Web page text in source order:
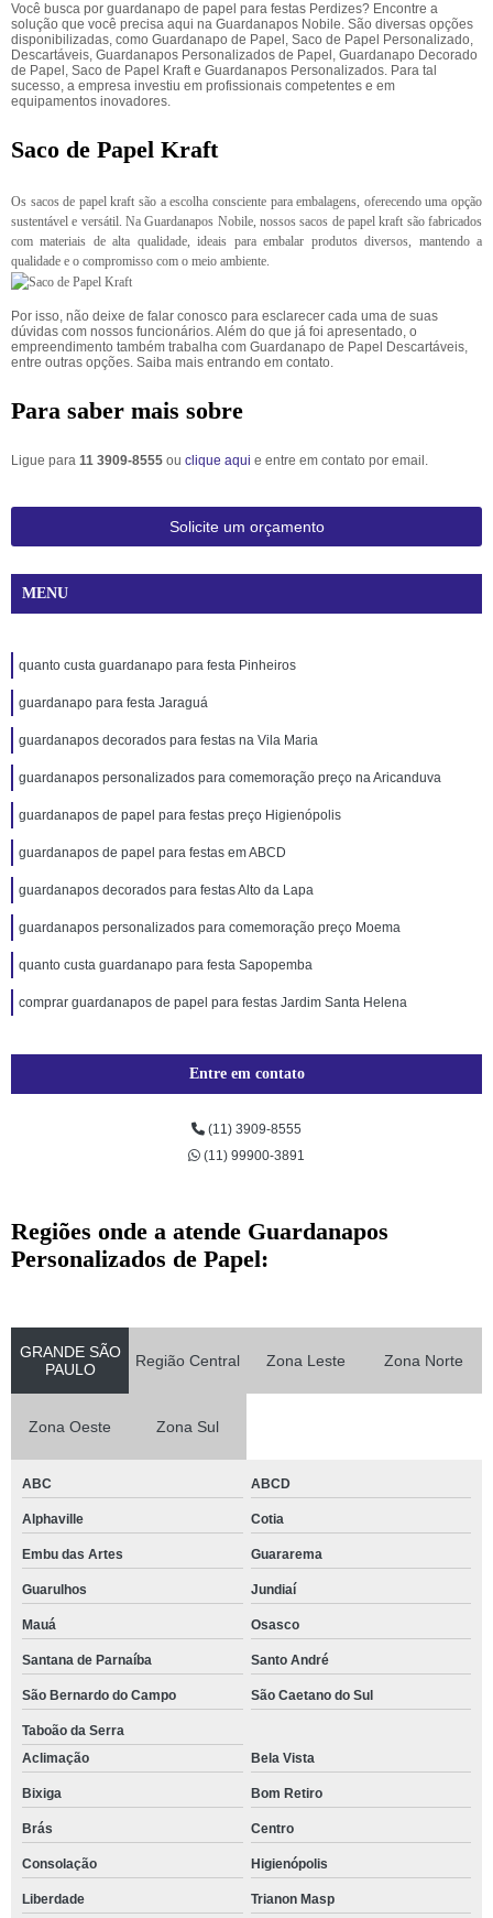
Você busca por guardanapo de papel para festas Perdizes? Encontre a
solução que você precisa aqui na Guardanapos Nobile. São diversas opções
disponibilizadas, como Guardanapo de Papel, Saco de Papel Personalizado,
Descartáveis, Guardanapos Personalizados de Papel, Guardanapo Decorado
de Papel, Saco de Papel Kraft e Guardanapos Personalizados. Para tal
sucesso, a empresa investiu em profissionais competentes e em
equipamentos inovadores.
Saco de Papel Kraft
Os sacos de papel kraft são a escolha consciente para embalagens, oferecendo uma opção
sustentável e versátil. Na Guardanapos Nobile, nossos sacos de papel kraft são fabricados
com materiais de alta qualidade, ideais para embalar produtos diversos, mantendo a
qualidade e o compromisso com o meio ambiente.
Por isso, não deixe de falar conosco para esclarecer cada uma de suas
dúvidas com nossos funcionários. Além do que já foi apresentado, o
empreendimento também trabalha com Guardanapo de Papel Descartáveis,
entre outras opções. Saiba mais entrando em contato.
Para saber mais sobre
Ligue para 11 3909-8555 ou clique aqui e entre em contato por email.
Solicite um orçamento
MENU
quanto custa guardanapo para festa Pinheiros
guardanapo para festa Jaraguá
guardanapos decorados para festas na Vila Maria
guardanapos personalizados para comemoração preço na Aricanduva
guardanapos de papel para festas preço Higienópolis
guardanapos de papel para festas em ABCD
guardanapos decorados para festas Alto da Lapa
guardanapos personalizados para comemoração preço Moema
quanto custa guardanapo para festa Sapopemba
comprar guardanapos de papel para festas Jardim Santa Helena
Entre em contato
(11) 3909-8555
(11) 99900-3891
Regiões onde a atende Guardanapos
Personalizados de Papel:
GRANDE SÃO
PAULO
Região Central Zona Leste Zona Norte
Zona Oeste Zona Sul
ABC ABCD
Alphaville Cotia
Embu das Artes Guararema
Guarulhos Jundiaí
Mauá Osasco
Santana de Parnaíba Santo André
São Bernardo do Campo São Caetano do Sul
Taboão da Serra
Aclimação
Bela Vista
Bixiga Bom Retiro
Brás Centro
Consolação Higienópolis
Liberdade Trianon Masp